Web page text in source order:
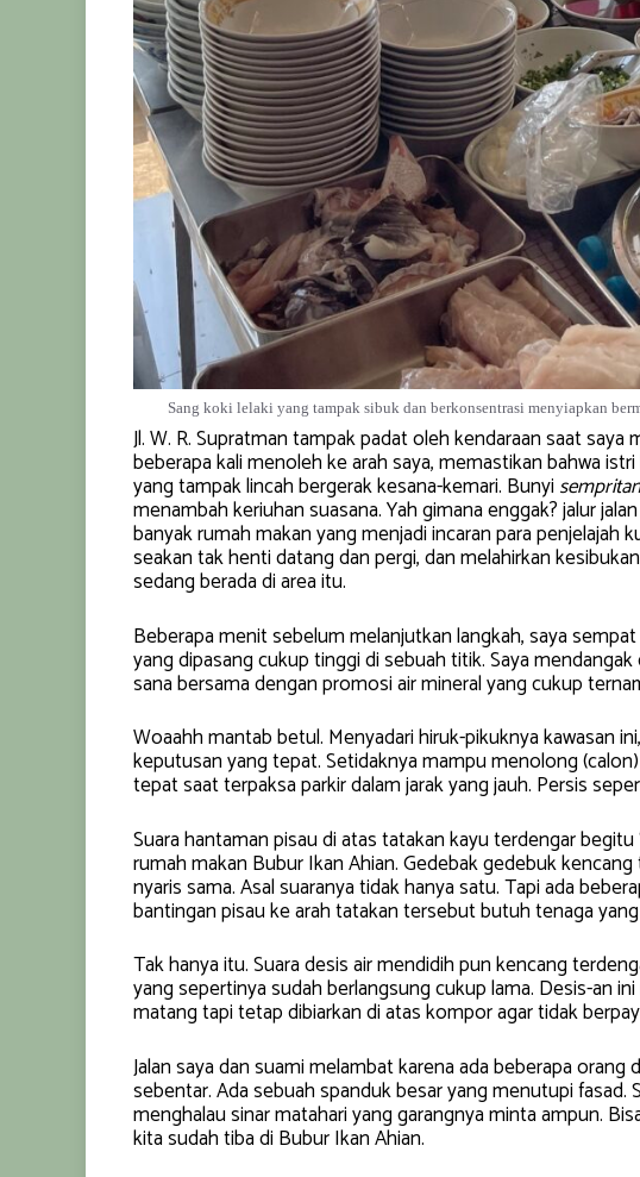
Sang koki lelaki yang tampak sibuk dan berkonsentrasi menyiapkan
Jl. W. R. Supratman tampak padat oleh kendaraan saat
beberapa kali menoleh ke arah saya, memastikan bahwa
yang tampak lincah bergerak kesana-kemari. Bunyi sempritan
menambah keriuhan suasana. Yah gimana enggak? jalur
banyak rumah makan yang menjadi incaran para penjelajah
seakan tak henti datang dan pergi, dan melahirkan
sedang berada di area itu.
Beberapa menit sebelum melanjutkan langkah, saya
yang dipasang cukup tinggi di sebuah titik. Saya
sana bersama dengan promosi air mineral yang cukup
Woaahh mantab betul. Menyadari hiruk-pikuknya kawasan
keputusan yang tepat. Setidaknya mampu menolong
tepat saat terpaksa parkir dalam jarak yang jauh. Persis
Suara hantaman pisau di atas tatakan kayu terdengar
rumah makan Bubur Ikan Ahian. Gedebak gedebuk
nyaris sama. Asal suaranya tidak hanya satu. Tapi ada
bantingan pisau ke arah tatakan tersebut butuh tenaga
Tak hanya itu. Suara desis air mendidih pun kencang
yang sepertinya sudah berlangsung cukup lama. Desis-an
matang tapi tetap dibiarkan di atas kompor agar tidak
Jalan saya dan suami melambat karena ada beberapa
sebentar. Ada sebuah spanduk besar yang menutupi
menghalau sinar matahari yang garangnya minta ampun.
kita sudah tiba di Bubur Ikan Ahian.